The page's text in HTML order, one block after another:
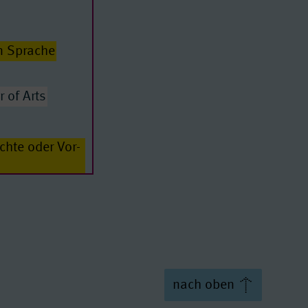
Sprache
of Arts
oder Vor-
nach oben